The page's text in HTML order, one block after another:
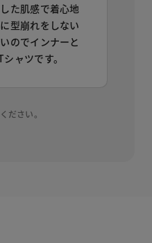
た肌感で着心地
型崩れをしない
のでインナーと
ャツです。
ださい。